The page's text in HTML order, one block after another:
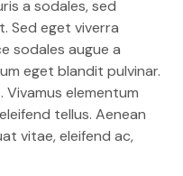
a sodales, sed
Sed eget viverra
sodales augue a
eget blandit pulvinar.
elementum
tellus. Aenean
vitae, eleifend ac,